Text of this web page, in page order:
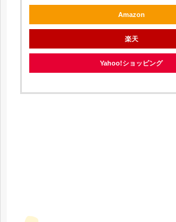
Amazon
楽天
Yahoo!ショッピング